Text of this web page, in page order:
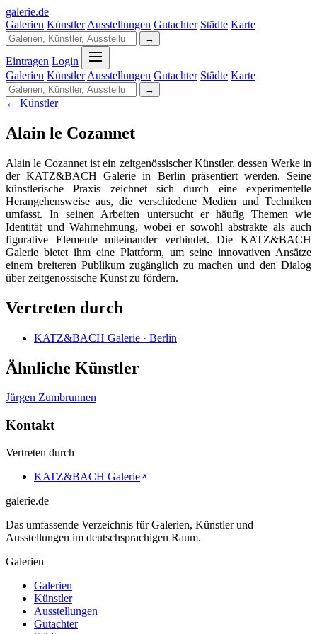
galerie.de
Galerien Künstler Ausstellungen Gutachter Städte Karte
→
Eintragen Login
Galerien Künstler Ausstellungen Gutachter Städte Karte
→
← Künstler
Alain le Cozannet
Alain le Cozannet ist ein zeitgenössischer Künstler, dessen Werke in
der KATZ&BACH Galerie in Berlin präsentiert werden. Seine
künstlerische Praxis zeichnet sich durch eine experimentelle
Herangehensweise aus, die verschiedene Medien und Techniken
umfasst. In seinen Arbeiten untersucht er häufig Themen wie
Identität und Wahrnehmung, wobei er sowohl abstrakte als auch
figurative Elemente miteinander verbindet. Die KATZ&BACH
Galerie bietet ihm eine Plattform, um seine innovativen Ansätze
einem breiteren Publikum zugänglich zu machen und den Dialog
über zeitgenössische Kunst zu fördern.
Vertreten durch
KATZ&BACH Galerie · Berlin
Ähnliche Künstler
Jürgen Zumbrunnen
Kontakt
Vertreten durch
KATZ&BACH Galerie
galerie.de
Das umfassende Verzeichnis für Galerien, Künstler und
Ausstellungen im deutschsprachigen Raum.
Galerien
Galerien
Künstler
Ausstellungen
Gutachter